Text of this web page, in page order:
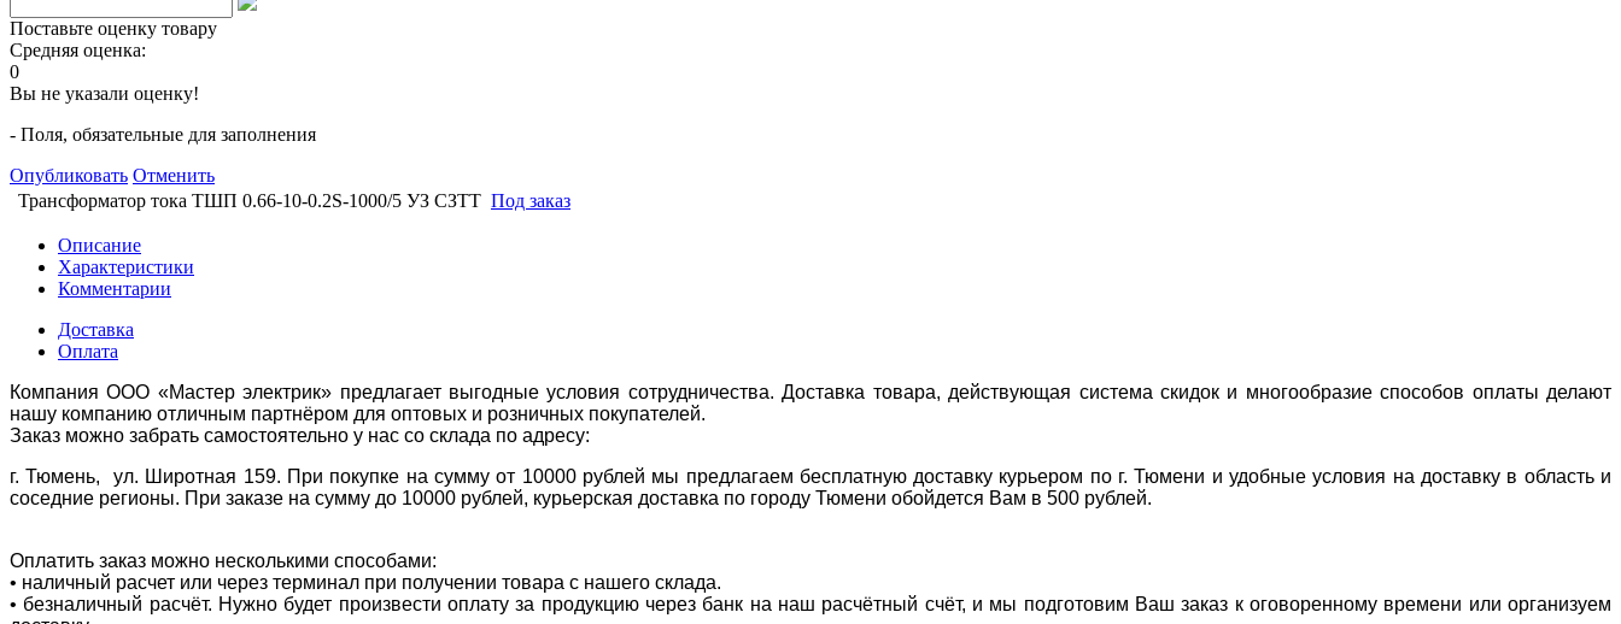
Поставьте оценку товару
Средняя оценка:
0
Вы не указали оценку!
- Поля, обязательные для заполнения
Опубликовать Отменить
Трансформатор тока ТШП 0.66-10-0.2S-1000/5 УЗ СЗТТ Под заказ
Описание
Характеристики
Комментарии
Доставка
Оплата
Компания ООО «Мастер электрик» предлагает выгодные условия сотрудничества. Доставка товара, действующая система скидок и многообразие способов оплаты делают
нашу компанию отличным партнёром для оптовых и розничных покупателей.
Заказ можно забрать самостоятельно у нас со склада по адресу:
г. Тюмень, ул. Широтная 159. При покупке на сумму от 10000 рублей мы предлагаем бесплатную доставку курьером по г. Тюмени и удобные условия на доставку в область и
соседние регионы. При заказе на сумму до 10000 рублей, курьерская доставка по городу Тюмени обойдется Вам в 500 рублей.
Оплатить заказ можно несколькими способами:
• наличный расчет или через терминал при получении товара с нашего склада.
• безналичный расчёт. Нужно будет произвести оплату за продукцию через банк на наш расчётный счёт, и мы подготовим Ваш заказ к оговоренному времени или организуем